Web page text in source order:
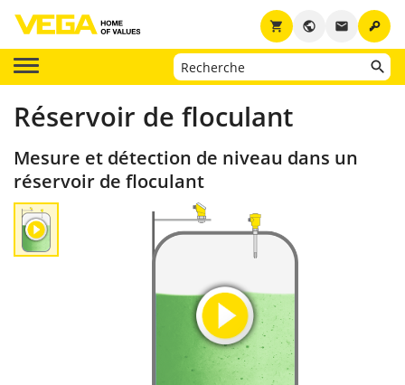
key
email
public
shopping_cart
Réservoir de floculant
Mesure et détection de niveau dans un
réservoir de floculant